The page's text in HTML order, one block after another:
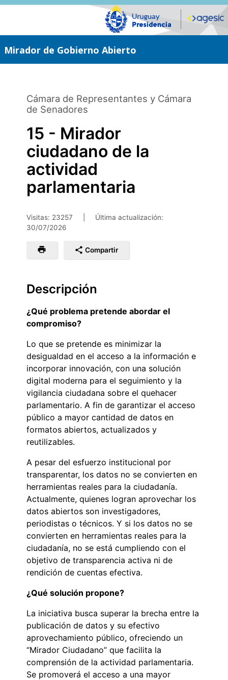
Saltar
Mirador de Gobierno Abierto
Cámara de Representantes y Cámara
de Senadores
15 - Mirador
ciudadano de la
actividad
parlamentaria
Visitas: 23257
Última actualización:
30/07/2026
Compartir
Descripción
¿Qué problema pretende abordar el
compromiso?
Lo que se pretende es minimizar la
desigualdad en el acceso a la información e
incorporar innovación, con una solución
digital moderna para el seguimiento y la
vigilancia ciudadana sobre el quehacer
parlamentario. A fin de garantizar el acceso
público a mayor cantidad de datos en
formatos abiertos, actualizados y
reutilizables.
A pesar del esfuerzo institucional por
transparentar, los datos no se convierten en
herramientas reales para la ciudadanía.
Actualmente, quienes logran aprovechar los
datos abiertos son investigadores,
periodistas o técnicos. Y si los datos no se
convierten en herramientas reales para la
ciudadanía, no se está cumpliendo con el
objetivo de transparencia activa ni de
rendición de cuentas efectiva.
¿Qué solución propone?
La iniciativa busca superar la brecha entre la
publicación de datos y su efectivo
aprovechamiento público, ofreciendo un
“Mirador Ciudadano” que facilita la
comprensión de la actividad parlamentaria.
Se promoverá el acceso a una mayor